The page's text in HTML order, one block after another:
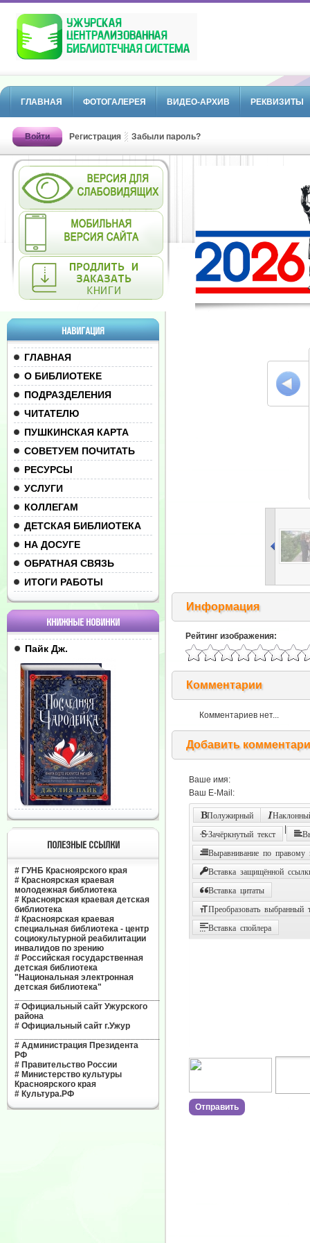
ГЛАВНАЯ ФОТОГАЛЕРЕЯ ВИДЕО-АРХИВ РЕКВИЗИТЫ
Войти Регистрация Забыли пароль?
НАВИГАЦИЯ
ГЛАВНАЯ
О БИБЛИОТЕКЕ
ПОДРАЗДЕЛЕНИЯ
ЧИТАТЕЛЮ
ПУШКИНСКАЯ КАРТА
СОВЕТУЕМ ПОЧИТАТЬ
РЕСУРСЫ
УСЛУГИ
КОЛЛЕГАМ
ДЕТСКАЯ БИБЛИОТЕКА
НА ДОСУГЕ
ОБРАТНАЯ СВЯЗЬ
ИТОГИ РАБОТЫ
КНИЖНЫЕ НОВИНКИ
Пайк Дж.
ПОЛЕЗНЫЕ ССЫЛКИ
# ГУНБ Красноярского края
# Красноярская краевая
молодежная библиотека
# Красноярская краевая детская
библиотека
# Красноярская краевая
специальная библиотека - центр
социокультурной реабилитации
инвалидов по зрению
# Российская государственная
детская библиотека
"Национальная электронная
детская библиотека"
# Официальный сайт Ужурского
района
# Официальный сайт г.Ужур
# Администрация Президента
РФ
# Правительство России
# Министерство культуры
Красноярского края
# Культура.РФ
Информация
Рейтинг изображения:
Комментарии
Комментариев нет...
Добавить
Ваше имя:
Ваш E-Mail:
Полужирный
Зачёркнутый текст
Выравнивание по правому
Вставка защищённой
Вставка цитаты
Преобразовать выбранный
Вставка спойлера